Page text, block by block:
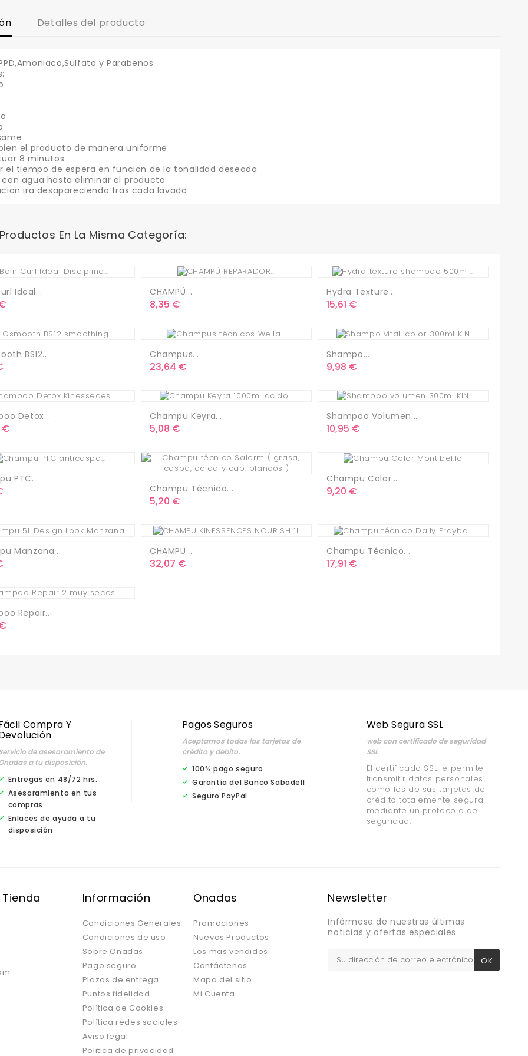
Detalles del producto
y Parabenos
el producto de manera uniforme
8 minutos
el tiempo de espera en funcion de la tonalidad deseada
con agua hasta eliminar el producto
ira desapareciendo tras cada lavado
En La Misma Categoría:
Ideal... CHAMPÚ...
Precio
8,35 €
Hydra Texture...
Precio
15,61 €
BS12... Champus...
Precio
23,64 €
Shampo...
Precio
9,98 €
Detox...
€
Champu Keyra...
Precio
5,08 €
Shampoo Volumen...
Precio
10,95 €
PTC...
Champu Técnico...
Precio
5,20 €
Champu Color...
Precio
9,20 €
Manzana... CHAMPU...
Precio
32,07 €
Champu Técnico...
Precio
17,91 €
Repair...
Compra Y
de asesoramiento de
a tu disposición.
Entregas en 48/72 hrs.
Asesoramiento en tus
compras
Enlaces de ayuda a tu
disposición
Pagos Seguros
Aceptamos todas las tarjetas de
crédito y debíto.
100% pago seguro
Garantía del Banco Sabadell
Seguro PayPal
Web Segura SSL
web con certificado de seguridad
SSL
El certificado SSL le permite
transmitir datos personales
como los de sus tarjetas de
crédito totalemente segura
mediante un protocolo de
seguridad.
Información
Condiciones Generales
Condiciones de uso
Sobre Onadas
Pago seguro
Plazos de entrega
Puntos fidelidad
Política de Cookies
Política redes sociales
Aviso legal
Politica de privacidad
Onadas
Promociones
Nuevos Productos
Los más vendidos
Contáctenos
Mapa del sitio
Mi Cuenta
Newsletter
Infórmese de nuestras últimas
noticias y ofertas especiales.